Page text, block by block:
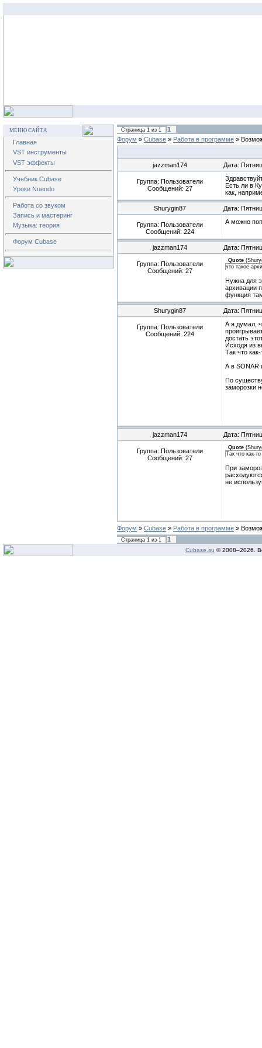
МЕНЮ САЙТА
Главная
VST инструменты
VST эффекты
Учебник Cubase
Уроки Nuendo
Работа со звуком
Запись и мастеринг
Музыка: теория
Форум Cubase
Страница 1 из 1
1
Форум » Cubase » Работа в программе »
jazzman174 Дата:
Группа: Пользователи
Сообщений: 27
Есть ли в
как,
Shurygin87 Дата:
Группа: Пользователи
Сообщений: 224
А можно
jazzman174 Дата:
Группа: Пользователи
Сообщений: 27
Quote (
что такое
Нужна для
архивации
функция
Shurygin87 Дата:
Группа: Пользователи
Сообщений: 224
А я думал,
достать
Исходя из
Так что
А в SONAR
По
заморозки
jazzman174 Дата:
Группа: Пользователи
Сообщений: 27
Quote (
Так что как-
При
не
Форум » Cubase » Работа в программе »
Страница 1 из 1 1
Cubase.su © 2008–2026.